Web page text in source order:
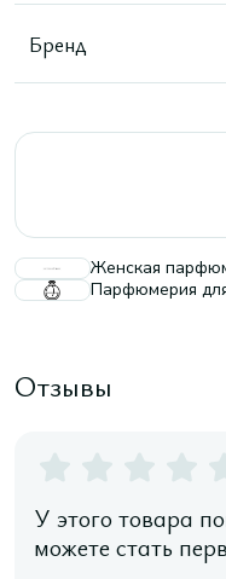
Бренд
Женская
Парфюмерия
Отзывы
У этого товара
можете стать